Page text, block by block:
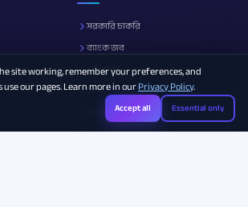
সরকারি চাকরি
ব্যাংক জব
প্রতিরক্ষা
শিক্ষা
আইসিটি
site working, remember your preferences, and
our pages. Learn more in ourPrivacy Policy.
Accept all Essential only